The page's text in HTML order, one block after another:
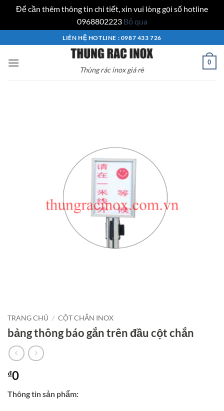
Để cần thêm thông tin chi tiết, xin vui lòng gọi số hotline
0968802223 Bỏ qua
qua
nội
LIÊN HỆ HOTLINE : 0987 433 726
Thùng rác inox giá rẻ
0
TRANG CHỦ / CỘT CHẮN INOX
bảng thông báo gắn trên đầu cột chắn
₫0
Thông tin sản phẩm: